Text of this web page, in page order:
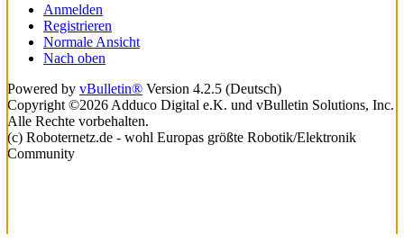
Anmelden
Registrieren
Normale Ansicht
Nach oben
Powered by vBulletin® Version 4.2.5 (Deutsch)
Copyright ©2026 Adduco Digital e.K. und vBulletin Solutions, Inc.
Alle Rechte vorbehalten.
(c) Roboternetz.de - wohl Europas größte Robotik/Elektronik
Community